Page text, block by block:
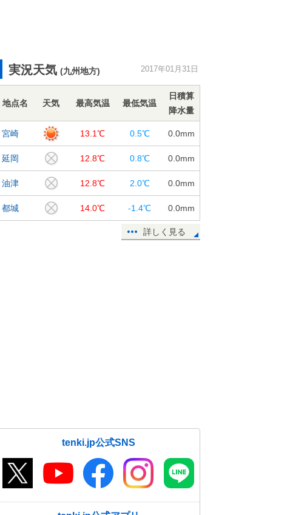
実況天気 (九州地方) 2017年01月31日
地点名 天気 最高気温 最低気温
日積算
降水量
宮崎 13.1℃ 0.5℃ 0.0mm
延岡 12.8℃ 0.8℃ 0.0mm
油津 12.8℃ 2.0℃ 0.0mm
都城 14.0℃ -1.4℃ 0.0mm
詳しく見る
tenki.jp公式SNS